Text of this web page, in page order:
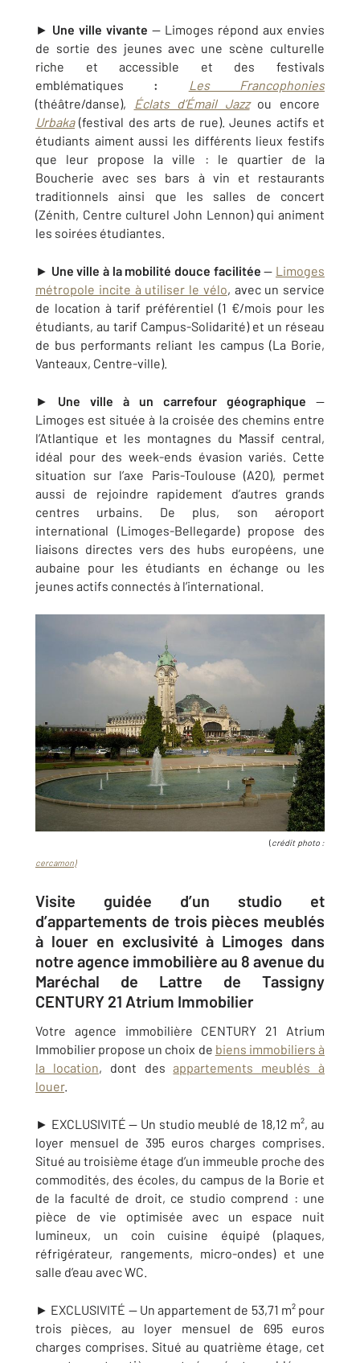
► Une ville vivante — Limoges répond aux envies
de sortie des jeunes avec une scène culturelle
riche et accessible et des festivals
emblématiques :
Les Francophonies
(théâtre/danse),
Éclats d’Émail Jazzou encore
Urbaka(festival des arts de rue). Jeunes actifs et
étudiants aiment aussi les différents lieux festifs
que leur propose la ville : le quartier de la
Boucherie avec ses bars à vin et restaurants
traditionnels ainsi que les salles de concert
(Zénith, Centre culturel John Lennon) qui animent
les soirées étudiantes.
► Une ville à la mobilité douce facilitée — Limoges
métropole incite à utiliser le vélo, avec un service
de location à tarif préférentiel (1 €/mois pour les
étudiants, au tarif Campus-Solidarité) et un réseau
de bus performants reliant les campus (La Borie,
Vanteaux, Centre-ville).
► Une ville à un carrefour géographique —
Limoges est située à la croisée des chemins entre
l’Atlantique et les montagnes du Massif central,
idéal pour des week-ends évasion variés. Cette
situation sur l’axe Paris-Toulouse (A20), permet
aussi de rejoindre rapidement d’autres grands
centres urbains. De plus, son aéroport
international (Limoges-Bellegarde) propose des
liaisons directes vers des hubs européens, une
aubaine pour les étudiants en échange ou les
jeunes actifs connectés à l’international.
(crédit photo :
cercamon)
Visite guidée d’un studio et
d’appartements de trois pièces meublés
à louer en exclusivité à Limoges dans
notre agence immobilière au 8 avenue du
Maréchal de Lattre de Tassigny
CENTURY 21 Atrium Immobilier
Votre agence immobilière CENTURY 21 Atrium
Immobilier propose un choix de biens immobiliers à
la location, dont desappartements meublés à
louer.
► EXCLUSIVITÉ — Un studio meublé de 18,12 m², au
loyer mensuel de 395 euros charges comprises.
Situé au troisième étage d’un immeuble proche des
commodités, des écoles, du campus de la Borie et
de la faculté de droit, ce studio comprend : une
pièce de vie optimisée avec un espace nuit
lumineux, un coin cuisine équipé (plaques,
réfrigérateur, rangements, micro-ondes) et une
salle d’eau avec WC.
► EXCLUSIVITÉ — Un appartement de 53,71 m² pour
trois pièces, au loyer mensuel de 695 euros
charges comprises. Situé au quatrième étage, cet